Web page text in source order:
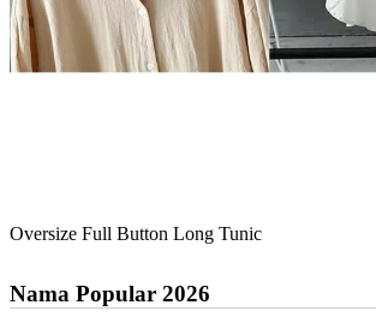
Oversize Full Button Long Tunic
Nama Popular 2026